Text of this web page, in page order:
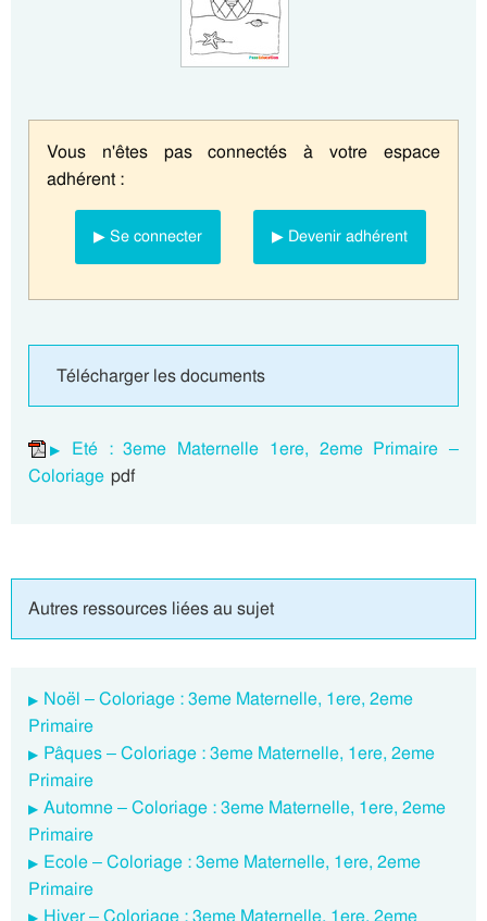
Vous n'êtes pas connectés à votre espace
adhérent :
▶ Se connecter ▶ Devenir adhérent
Télécharger les documents
Eté : 3eme Maternelle 1ere, 2eme Primaire –
Coloriage pdf
Autres ressources liées au sujet
Noël – Coloriage : 3eme Maternelle, 1ere, 2eme
Primaire
Pâques – Coloriage : 3eme Maternelle, 1ere, 2eme
Primaire
Automne – Coloriage : 3eme Maternelle, 1ere, 2eme
Primaire
Ecole – Coloriage : 3eme Maternelle, 1ere, 2eme
Primaire
Hiver – Coloriage : 3eme Maternelle, 1ere, 2eme